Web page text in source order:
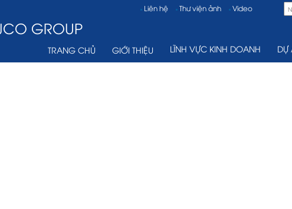
Liên hệ Thư viện ảnh Video
GROUP
TRANG CHỦ GIỚI THIỆU LĨNH VỰC KINH DOANH DỰ